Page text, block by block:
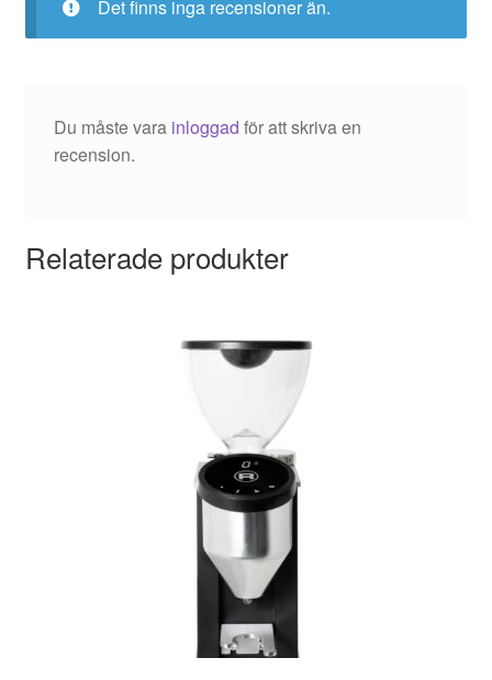
Det finns inga recensioner än.
Du måste vara inloggad för att skriva en
recension.
Relaterade produkter